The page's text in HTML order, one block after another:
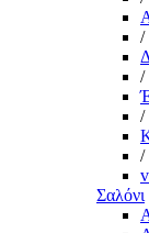
/
/
/
/
Σαλόνι